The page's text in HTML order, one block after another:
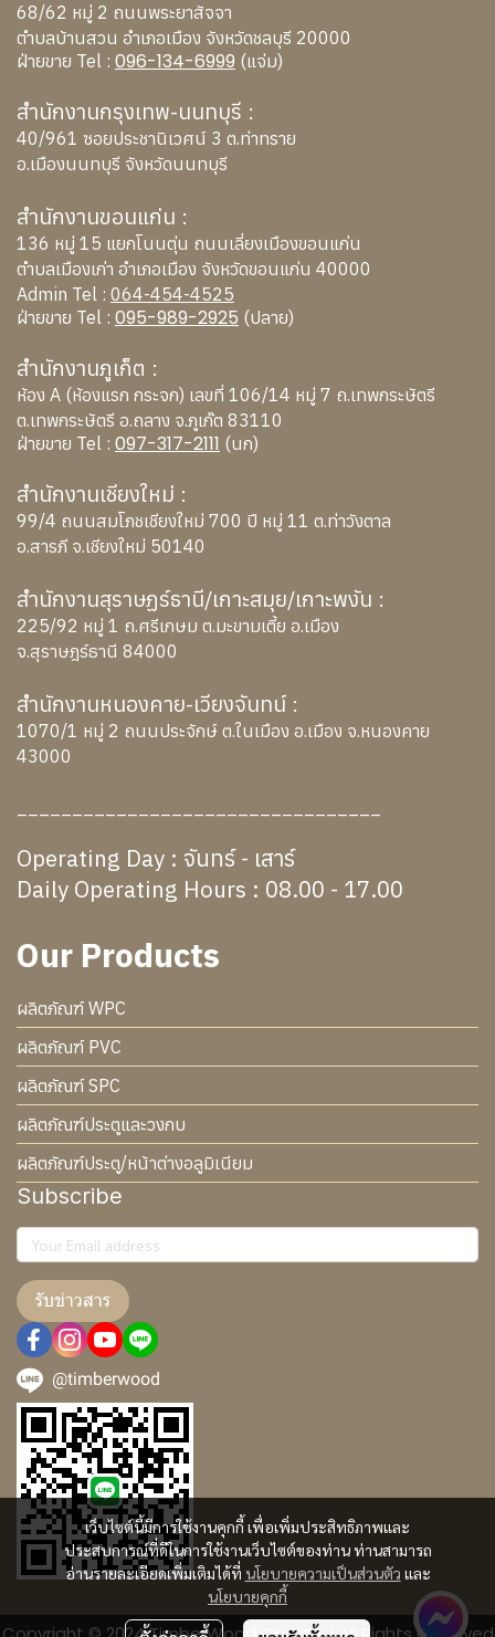
เว็บไซต์นี้มีการใช้งานคุกกี้ เพื่อเพิ่มประสิทธิภาพและ
ประสบการณ์ที่ดีในการใช้งานเว็บไซต์ของท่าน ท่านสามารถ
อ่านรายละเอียดเพิ่มเติมได้ที่ นโยบายความเป็นส่วนตัว และ
นโยบายคุกกี้
68/62 หมู่ 2 ถนนพระยาสัจจา
ตำบลบ้านสวน อำเภอเมือง จังหวัดชลบุรี 20000
ฝ่ายขาย Tel : 096-134-6999 (แจ่ม)
สำนักงานกรุงเทพ-นนทบุรี :
40/961 ซอยประชานิเวศน์ 3 ต.ท่าทราย
อ.เมืองนนทบุรี จังหวัดนนทบุรี
สำนักงานขอนแก่น :
136 หมู่ 15 แยกโนนตุ่น ถนนเลี่ยงเมืองขอนแก่น
ตำบลเมืองเก่า อำเภอเมือง จังหวัดขอนแก่น 40000
Admin Tel : 064-454-4525
ฝ่ายขาย Tel : 095-989-2925 (ปลาย)
สำนักงานภูเก็ต :
ห้อง A (ห้องแรก กระจก) เลขที่ 106/14 หมู่ 7 ถ.เทพกระษัตรี
ต.เทพกระษัตรี อ.ถลาง จ.ภูเก๊ต 83110
ฝ่ายขาย Tel : 097-317-2111 (นก)
สำนักงานเชียงใหม่ :
99/4 ถนนสมโภชเชียงใหม่ 700 ปี หมู่ 11 ต.ท่าวังตาล
อ.สารภี จ.เชียงใหม่ 50140
สำนักงานสุราษฏร์ธานี/เกาะสมุย/เกาะพงัน :
225/92 หมู่ 1 ถ.ศรีเกษม ต.มะขามเตี้ย อ.เมือง
จ.สุราษฎร์ธานี 84000
สำนักงานหนองคาย-เวียงจันทน์ :
1070/1 หมู่ 2 ถนนประจักษ์ ต.ในเมือง อ.เมือง จ.หนองคาย
43000
Operating Day : จันทร์ - เสาร์
Daily Operating Hours : 08.00 - 17.00
Our Products
ผลิตภัณฑ์ WPC
ผลิตภัณฑ์ PVC
ผลิตภัณฑ์ SPC
ผลิตภัณฑ์ประตูและวงกบ
ผลิตภัณฑ์ประตู/หน้าต่างอลูมิเนียม
Subscribe
รับข่าวสาร
@timberwood